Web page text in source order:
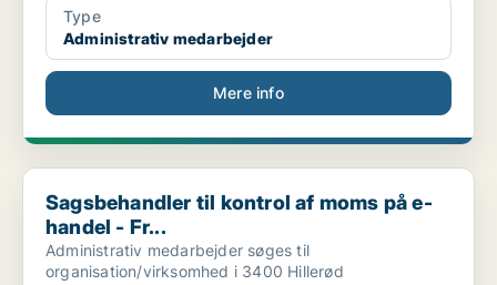
Type
Administrativ medarbejder
Mere info
Sagsbehandler til kontrol af moms på e-handel - Fr...
Sagsbehandler til kontrol af moms på e-
handel - Fr...
Administrativ medarbejder søges til
organisation/virksomhed i 3400 Hillerød